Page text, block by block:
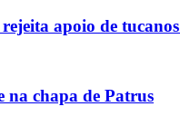
apoio de
na chapa de Patrus